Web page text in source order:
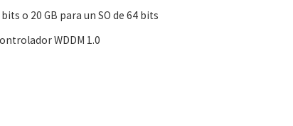
o 20 GB para un SO de 64 bits
WDDM 1.0